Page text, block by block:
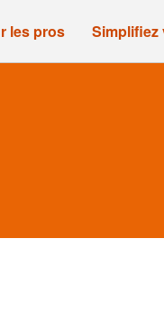
les pros Simplifiez